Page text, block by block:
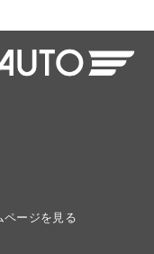
ページを見る